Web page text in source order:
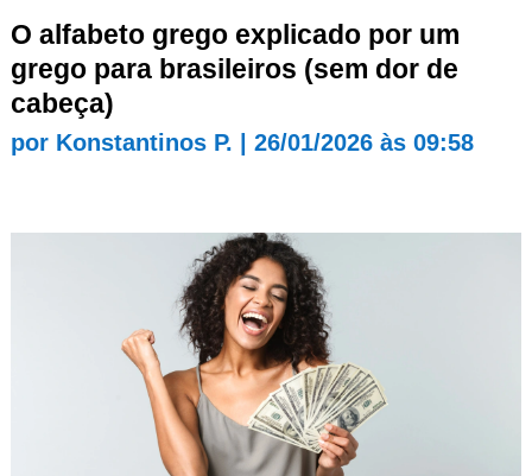
O alfabeto grego explicado por um
grego para brasileiros (sem dor de
cabeça)
por Konstantinos P. 26/01/2026 às 09:58